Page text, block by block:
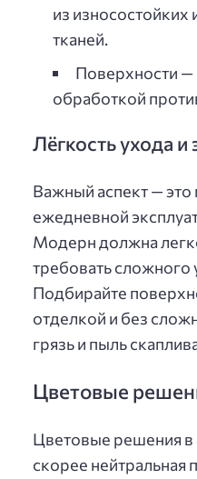
из
тканей.
Поверхности —
обработкой
Лёгкость ухода и
Важный аспект — это
ежедневной
Модерн должна
требовать сложного
Подбирайте
отделкой и без
грязь и пыль
Цветовые
Цветовые решения
скорее нейтральная